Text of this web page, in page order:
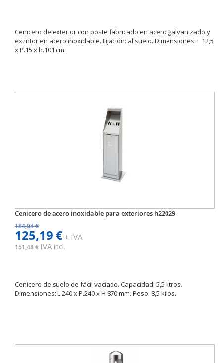
Cenicero de exterior con poste fabricado en acero galvanizado y
extintor en acero inoxidable. Fijación: al suelo. Dimensiones: L.12,5
x P.15 x h.101 cm.
Cenicero de acero inoxidable para exteriores h22029
184,04 €
125,19 €+ IVA
151,48 € IVA incl.
Cenicero de suelo de fácil vaciado. Capacidad: 5,5 litros.
Dimensiones: L.240 x P.240 x H 870 mm. Peso: 8,5 kilos.